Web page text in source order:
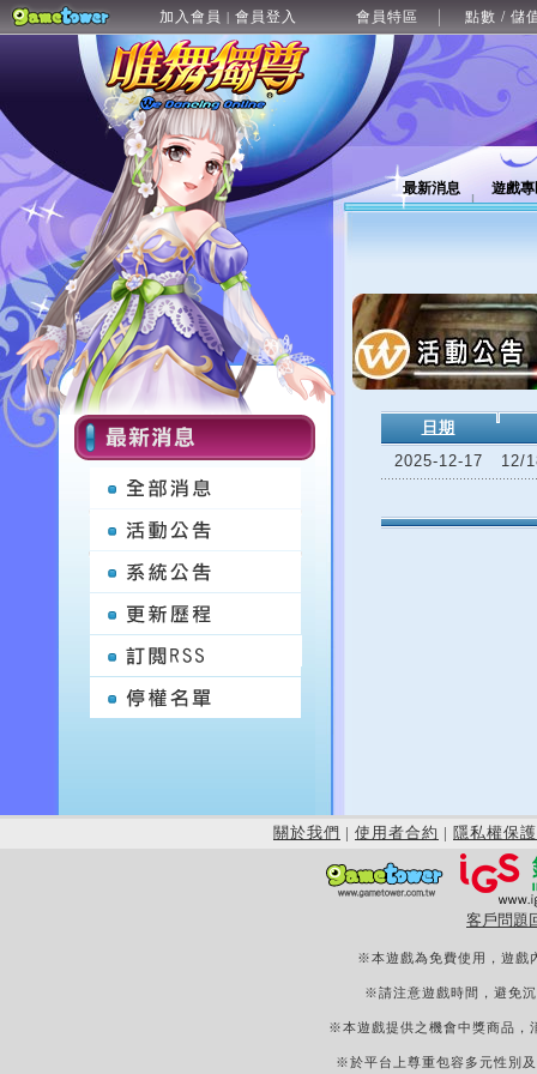
加入會員 | 會員登入 會員特區 點數 / 儲
最新消息 遊戲
日期
2025-12-17
12/
關於我們 | 使用者合約 | 隱私權保護
客戶問題
※本遊戲為免費使用，遊戲
※請注意遊戲時間，避免
※本遊戲提供之機會中獎商品，
※於平台上尊重包容多元性別